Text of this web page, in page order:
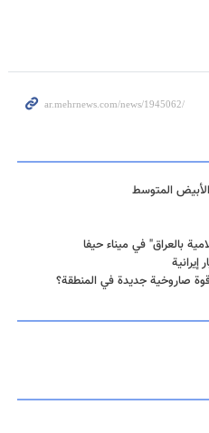
بالعراق" في ميناء حيفا
صاروخية جديدة في المنطقة؟